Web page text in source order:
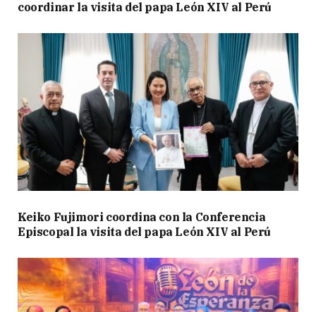
coordinar la visita del papa León XIV al Perú
Keiko Fujimori coordina con la Conferencia
Episcopal la visita del papa León XIV al Perú